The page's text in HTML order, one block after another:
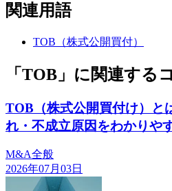
関連用語
TOB（株式公開買付）
「TOB」に関連する
TOB（株式公開買付け）と
れ・不成立原因をわかりや
M&A全般
2026年07月03日